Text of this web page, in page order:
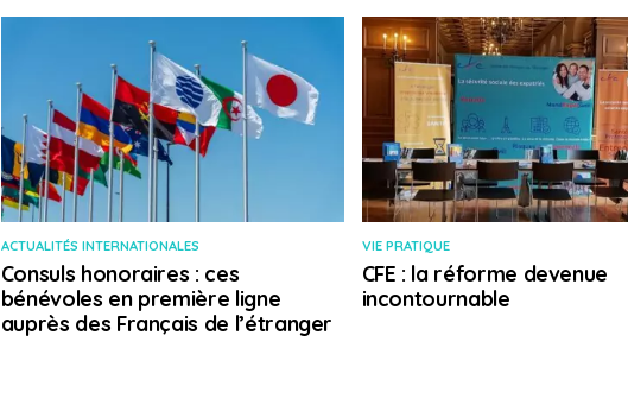
ACTUALITÉS INTERNATIONALES
Consuls honoraires : ces
bénévoles en première ligne
auprès des Français de l’étranger
VIE PRATIQUE
CFE : la réforme devenue
incontournable